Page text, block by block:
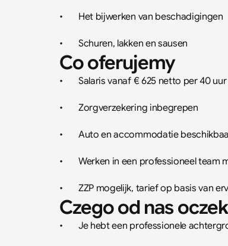
•	Het bijwerken van beschadigingen
•	Schuren, lakken en sausen
Co oferujemy
•	Salaris vanaf € 625 netto per 40 uur
•	Zorgverzekering inbegrepen
•	Auto en accommodatie
•	Werken in een professioneel
•	ZZP mogelijk, tarief op basis van
Czego od nas
•	Je hebt een professionele